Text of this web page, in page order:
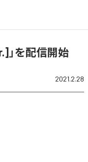
」を配信開始
2021.2.28